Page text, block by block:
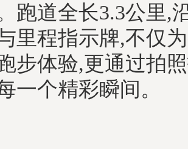
跑道全长3.3公里,
里程指示牌,不仅
步体验,更通过拍
一个精彩瞬间。